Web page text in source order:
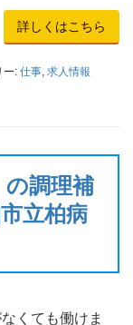
詳しくはこちら
ー: 仕事, 求人情報
の調理補
立柏病
くても働けま